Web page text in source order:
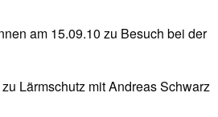
am 15.09.10 zu Besuch bei der
Lärmschutz mit Andreas Schwarz